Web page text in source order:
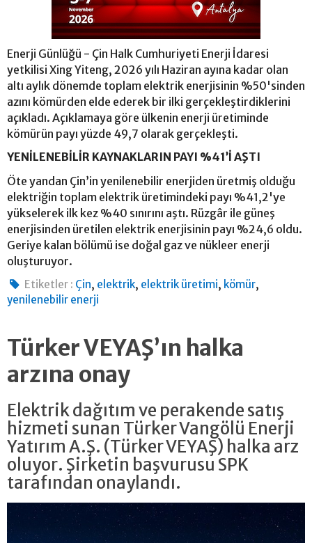
Enerji Günlüğü - Çin Halk Cumhuriyeti Enerji İdaresi
yetkilisi Xing Yiteng, 2026 yılı Haziran ayına kadar olan
altı aylık dönemde toplam elektrik enerjisinin %50'sinden
azını kömürden elde ederek bir ilki gerçekleştirdiklerini
açıkladı. Açıklamaya göre ülkenin enerji üretiminde
kömürün payı yüzde 49,7 olarak gerçekleşti.
YENİLENEBİLİR KAYNAKLARIN PAYI %41’İ AŞTI
Öte yandan Çin’in yenilenebilir enerjiden üretmiş olduğu
elektriğin toplam elektrik üretimindeki payı %41,2'ye
yükselerek ilk kez %40 sınırını aştı. Rüzgâr ile güneş
enerjisinden üretilen elektrik enerjisinin payı %24,6 oldu.
Geriye kalan bölümü ise doğal gaz ve nükleer enerji
oluşturuyor.
Etiketler : Çin, elektrik, elektrik üretimi, kömür,
yenilenebilir enerji
Türker VEYAŞ’ın halka
arzına onay
Elektrik dağıtım ve perakende satış
hizmeti sunan Türker Vangölü Enerji
Yatırım A.Ş. (Türker VEYAŞ) halka arz
oluyor. Şirketin başvurusu SPK
tarafından onaylandı.